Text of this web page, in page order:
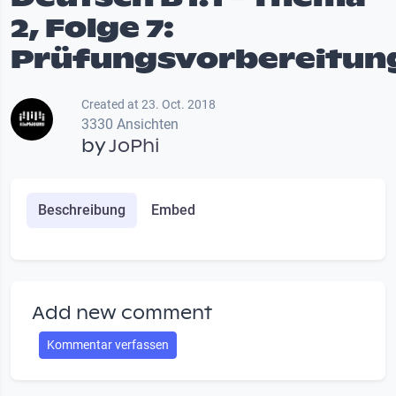
2, Folge 7:
Created at 23. Oct. 2018
3330 Ansichten
byJoPhi
Beschreibung Embed
Add new comment
Kommentar verfassen